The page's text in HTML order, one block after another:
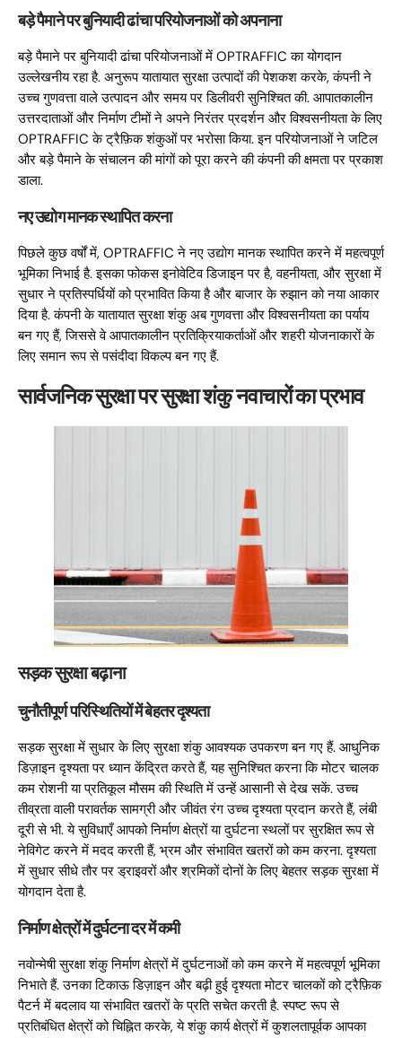
बड़े पैमाने पर बुनियादी ढांचा परियोजनाओं को अपनाना
बड़े पैमाने पर बुनियादी ढांचा परियोजनाओं में OPTRAFFIC का योगदान
उल्लेखनीय रहा है. अनुरूप यातायात सुरक्षा उत्पादों की पेशकश करके, कंपनी ने
उच्च गुणवत्ता वाले उत्पादन और समय पर डिलीवरी सुनिश्चित की. आपातकालीन
उत्तरदाताओं और निर्माण टीमों ने अपने निरंतर प्रदर्शन और विश्वसनीयता के लिए
OPTRAFFIC के ट्रैफ़िक शंकुओं पर भरोसा किया. इन परियोजनाओं ने जटिल
और बड़े पैमाने के संचालन की मांगों को पूरा करने की कंपनी की क्षमता पर प्रकाश
डाला.
नए उद्योग मानक स्थापित करना
पिछले कुछ वर्षों में, OPTRAFFIC ने नए उद्योग मानक स्थापित करने में महत्वपूर्ण
भूमिका निभाई है. इसका फोकस इनोवेटिव डिजाइन पर है, वहनीयता, और सुरक्षा में
सुधार ने प्रतिस्पर्धियों को प्रभावित किया है और बाजार के रुझान को नया आकार
दिया है. कंपनी के यातायात सुरक्षा शंकु अब गुणवत्ता और विश्वसनीयता का पर्याय
बन गए हैं, जिससे वे आपातकालीन प्रतिक्रियाकर्ताओं और शहरी योजनाकारों के
लिए समान रूप से पसंदीदा विकल्प बन गए हैं.
सार्वजनिक सुरक्षा पर सुरक्षा शंकु नवाचारों का प्रभाव
सड़क सुरक्षा बढ़ाना
चुनौतीपूर्ण परिस्थितियों में बेहतर दृश्यता
सड़क सुरक्षा में सुधार के लिए सुरक्षा शंकु आवश्यक उपकरण बन गए हैं. आधुनिक
डिज़ाइन दृश्यता पर ध्यान केंद्रित करते हैं, यह सुनिश्चित करना कि मोटर चालक
कम रोशनी या प्रतिकूल मौसम की स्थिति में उन्हें आसानी से देख सकें. उच्च
तीव्रता वाली परावर्तक सामग्री और जीवंत रंग उच्च दृश्यता प्रदान करते हैं, लंबी
दूरी से भी. ये सुविधाएँ आपको निर्माण क्षेत्रों या दुर्घटना स्थलों पर सुरक्षित रूप से
नेविगेट करने में मदद करती हैं, भ्रम और संभावित खतरों को कम करना. दृश्यता
में सुधार सीधे तौर पर ड्राइवरों और श्रमिकों दोनों के लिए बेहतर सड़क सुरक्षा में
योगदान देता है.
निर्माण क्षेत्रों में दुर्घटना दर में कमी
नवोन्मेषी सुरक्षा शंकु निर्माण क्षेत्रों में दुर्घटनाओं को कम करने में महत्वपूर्ण भूमिका
निभाते हैं. उनका टिकाऊ डिज़ाइन और बढ़ी हुई दृश्यता मोटर चालकों को ट्रैफ़िक
पैटर्न में बदलाव या संभावित खतरों के प्रति सचेत करती है. स्पष्ट रूप से
प्रतिबंधित क्षेत्रों को चिह्नित करके, ये शंकु कार्य क्षेत्रों में कुशलतापूर्वक आपका